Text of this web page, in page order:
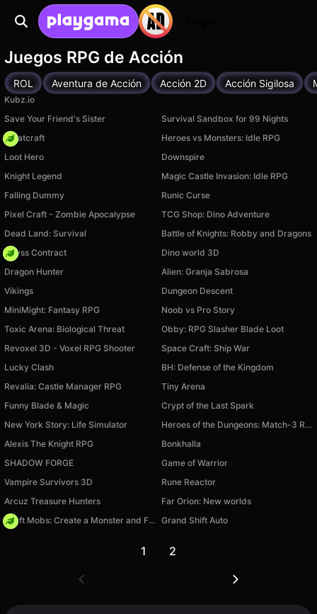
Juegos RPG de Acción
ROL Aventura de Acción Acción 2D Acción Sigilosa
Kubz.io
Save Your Friend's Sister
Survival Sandbox for 99 Nights
Whatcraft
Heroes vs Monsters: Idle RPG
Loot Hero
Downspire
Knight Legend
Magic Castle Invasion: Idle RPG
Falling Dummy
Runic Curse
Pixel Craft - Zombie Apocalypse
TCG Shop: Dino Adventure
Dead Land: Survival
Battle of Knights: Robby and Dragons
Abyss Contract
Dino world 3D
Dragon Hunter
Alien: Granja Sabrosa
Vikings
Dungeon Descent
MiniMight: Fantasy RPG
Noob vs Pro Story
Toxic Arena: Biological Threat
Obby: RPG Slasher Blade Loot
Revoxel 3D - Voxel RPG Shooter
Space Craft: Ship War
Lucky Clash
BH: Defense of the Kingdom
Revalia: Castle Manager RPG
Tiny Arena
Funny Blade & Magic
Crypt of the Last Spark
New York Story: Life Simulator
Heroes of the Dungeons: Match-3 RPG
Alexis The Knight RPG
Bonkhalla
SHADOW FORGE
Game of Warrior
Vampire Survivors 3D
Rune Reactor
Arcuz Treasure Hunters
Far Orion: New worlds
Craft Mobs: Create a Monster and Fight! Grand Shift Auto
1 2